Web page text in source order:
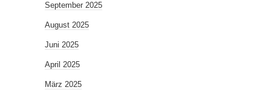
September 2025
August 2025
Juni 2025
April 2025
März 2025